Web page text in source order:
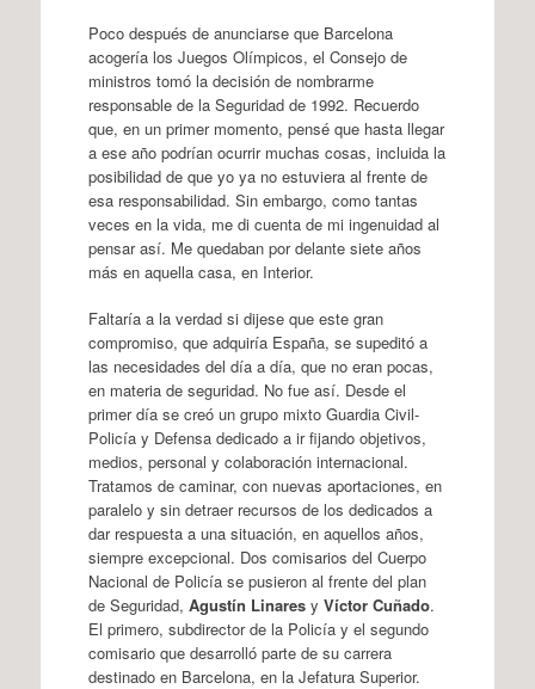
Poco después de anunciarse que Barcelona
acogería los Juegos Olímpicos, el Consejo de
ministros tomó la decisión de nombrarme
responsable de la Seguridad de 1992. Recuerdo
que, en un primer momento, pensé que hasta llegar
a ese año podrían ocurrir muchas cosas, incluida la
posibilidad de que yo ya no estuviera al frente de
esa responsabilidad. Sin embargo, como tantas
veces en la vida, me di cuenta de mi ingenuidad al
pensar así. Me quedaban por delante siete años
más en aquella casa, en Interior.
Faltaría a la verdad si dijese que este gran
compromiso, que adquiría España, se supeditó a
las necesidades del día a día, que no eran pocas,
en materia de seguridad. No fue así. Desde el
primer día se creó un grupo mixto Guardia Civil-
Policía y Defensa dedicado a ir fijando objetivos,
medios, personal y colaboración internacional.
Tratamos de caminar, con nuevas aportaciones, en
paralelo y sin detraer recursos de los dedicados a
dar respuesta a una situación, en aquellos años,
siempre excepcional. Dos comisarios del Cuerpo
Nacional de Policía se pusieron al frente del plan
de Seguridad, Agustín Linaresy Víctor Cuñado.
El primero, subdirector de la Policía y el segundo
comisario que desarrolló parte de su carrera
destinado en Barcelona, en la Jefatura Superior.